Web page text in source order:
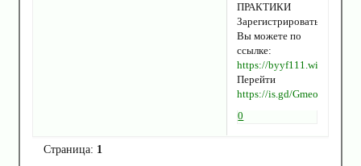
ПРАКТИКИ
Зарегистрироваться
Вы можете по
ссылке:
https://
Перейти
https://is.gd/GmeoP0
0
Страница: 1